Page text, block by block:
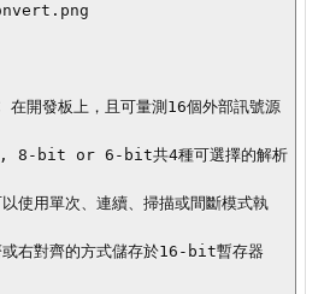
開發板上，且可量測16個外部訊號源
bit or 6-bit共4種可選擇的解析
使用單次、連續、掃描或間斷模式執
或右對齊的方式儲存於16-bit暫存器